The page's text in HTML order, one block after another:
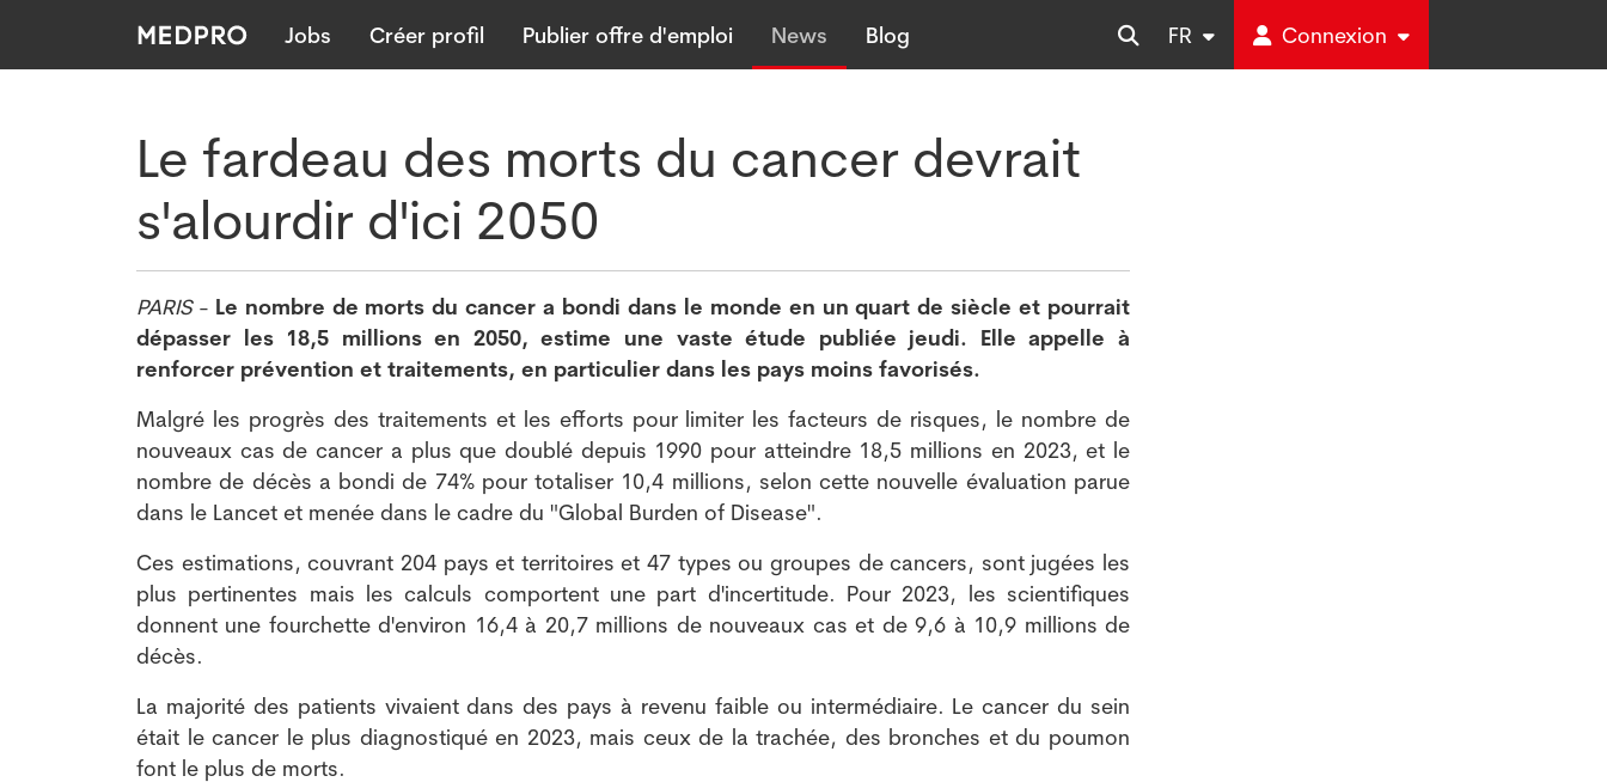
Jobs Créer profil Publier offre d'emploi News Blog FR Connexion
Le fardeau des morts du cancer devrait
s'alourdir d'ici 2050
PARIS- Le nombre de morts du cancer a bondi dans le monde en un quart de siècle et pourrait
dépasser les 18,5 millions en 2050, estime une vaste étude publiée jeudi. Elle appelle à
renforcer prévention et traitements, en particulier dans les pays moins favorisés.
Malgré les progrès des traitements et les efforts pour limiter les facteurs de risques, le nombre de
nouveaux cas de cancer a plus que doublé depuis 1990 pour atteindre 18,5 millions en 2023, et le
nombre de décès a bondi de 74% pour totaliser 10,4 millions, selon cette nouvelle évaluation parue
dans le Lancet et menée dans le cadre du "Global Burden of Disease".
Ces estimations, couvrant 204 pays et territoires et 47 types ou groupes de cancers, sont jugées les
plus pertinentes mais les calculs comportent une part d'incertitude. Pour 2023, les scientifiques
donnent une fourchette d'environ 16,4 à 20,7 millions de nouveaux cas et de 9,6 à 10,9 millions de
décès.
La majorité des patients vivaient dans des pays à revenu faible ou intermédiaire. Le cancer du sein
était le cancer le plus diagnostiqué en 2023, mais ceux de la trachée, des bronches et du poumon
font le plus de morts.